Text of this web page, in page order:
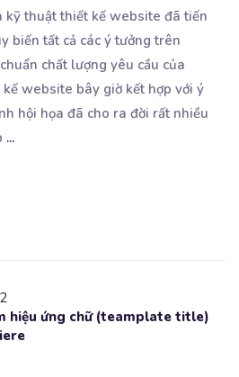
kỹ thuật thiết kế website đã tiến
biến tất cả các ý tưởng trên
chất lượng yêu cầu của
website bây giờ kết hợp với ý
hội họa đã cho ra đời rất nhiều
...
hiệu ứng chữ (teamplate title)